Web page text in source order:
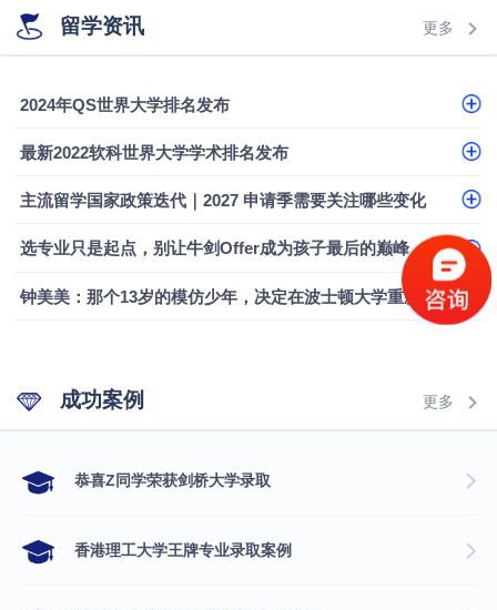
专科逆袭伦敦大学学院UCL录取案例解析
香港浸会大学伦理与公共事务硕士录取
留学资讯 更多
2024年QS世界大学排名发布
最新2022软科世界大学学术排名发布
主流留学国家政策迭代｜2027 申请季需要关注哪些变化
选专业只是起点，别让牛剑Offer成为孩子最后的巅峰
钟美美：那个13岁的模仿少年，决定在波士顿大学重新定义自己
成功案例 更多
​恭喜Z同学荣获剑桥大学录取
香港理工大学王牌专业录取案例